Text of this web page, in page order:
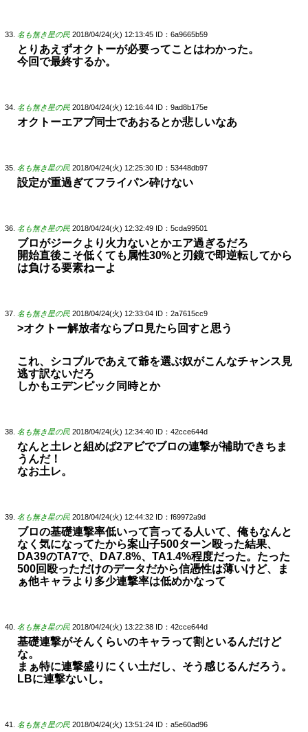
名も無き星の民 2018/04/24(火) 12:13:45 ID：6a9665b59
とりあえずオクトーが必要ってことはわかった。
今回で最終するか。
名も無き星の民 2018/04/24(火) 12:16:44 ID：9ad8b175e
オクトーエアプ同士であおるとか悲しいなあ
名も無き星の民 2018/04/24(火) 12:25:30 ID：53448db97
設定が重過ぎてフライパン砕けない
名も無き星の民 2018/04/24(火) 12:32:49 ID：5cda99501
ブロがジークより火力ないとかエア過ぎるだろ
開始直後こそ低くても属性30%と刃鏡で即逆転してから
は負ける要素ねーよ
名も無き星の民 2018/04/24(火) 12:33:04 ID：2a7615cc9
>オクトー解放者ならブロ見たら回すと思う
これ、シコブルであえて爺を選ぶ奴がこんなチャンス見
逃す訳ないだろ
しかもエデンピック同時とか
名も無き星の民 2018/04/24(火) 12:34:40 ID：42cce644d
なんと土レと組めば2アビでブロの連撃が補助できちま
うんだ！
なお土レ。
名も無き星の民 2018/04/24(火) 12:44:32 ID：f69972a9d
ブロの基礎連撃率低いって言ってる人いて、俺もなんと
なく気になってたから案山子500ターン殴った結果、
DA39のTA7で、DA7.8%、TA1.4%程度だった。たった
500回殴っただけのデータだから信憑性は薄いけど、ま
ぁ他キャラより多少連撃率は低めかなって
名も無き星の民 2018/04/24(火) 13:22:38 ID：42cce644d
基礎連撃がそんくらいのキャラって割といるんだけど
な。
まぁ特に連撃盛りにくい土だし、そう感じるんだろう。
LBに連撃ないし。
名も無き星の民 2018/04/24(火) 13:51:24 ID：a5e60ad96